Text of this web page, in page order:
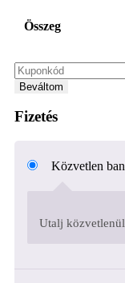
Összeg
Beváltom
Fizetés
Közvetlen
Utalj